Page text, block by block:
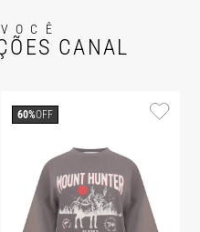
CANAL
60%OFF